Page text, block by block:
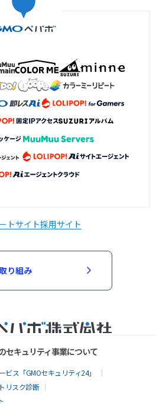
トサイト採用サイト
り組み
セキュリティ事業について
ス「GMOセキュリティ24」
リスク診断